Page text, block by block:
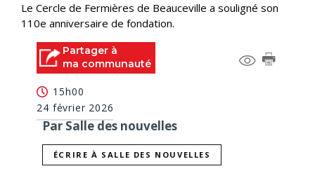
Le Cercle de Fermières de Beauceville a souligné son
110e anniversaire de fondation.
Partager à
ma communauté
15h00
24 février 2026
Par Salle des nouvelles
ÉCRIRE À SALLE DES NOUVELLES